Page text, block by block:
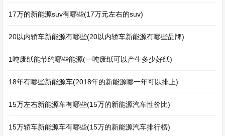
17万的新能源suv有哪些(17万元左右的suv)
20以内轿车新能源有哪些(20以内轿车新能源有哪些品牌)
1吨废纸能节约哪些能源(一吨废纸可以产生多少好纸)
18年有哪些新能源车(2018年的新能源哪一年可以排上)
15万左右新能源车有哪些(15万的新能源汽车性价比)
15万轿车新能源车有哪些(15万的新能源汽车排行榜)